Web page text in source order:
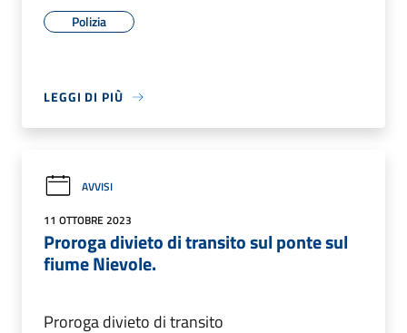
Polizia
LEGGI DI PIÙ
AVVISI
11 OTTOBRE 2023
Proroga divieto di transito sul ponte sul
fiume Nievole.
Proroga divieto di transito